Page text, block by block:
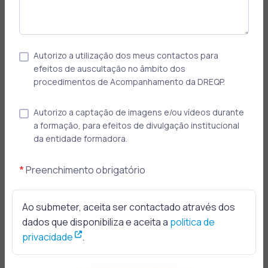
Psicóloga
Nivalda Reis
Psicóloga do Trabalho e das Organizações,
Autorizo a utilização dos meus contactos para
efeitos de auscultação no âmbito dos
procedimentos de Acompanhamento da DREQP.
Autorizo a captação de imagens e/ou vídeos durante
a formação, para efeitos de divulgação institucional
da entidade formadora.
*Preenchimento obrigatório
Ao submeter, aceita ser contactado através dos
dados que disponibiliza e aceita a politica de
privacidade
.